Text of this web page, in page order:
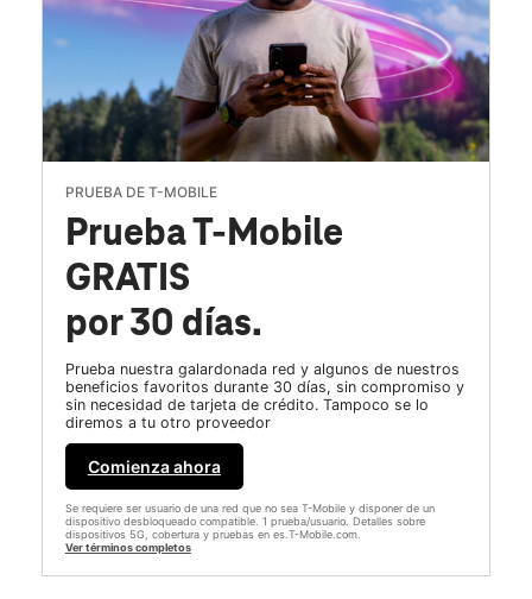
PRUEBA DE T-MOBILE
Prueba T-Mobile
GRATIS
por 30 días.
Prueba nuestra galardonada red y algunos de nuestros
beneficios favoritos durante 30 días, sin compromiso y
sin necesidad de tarjeta de crédito. Tampoco se lo
diremos a tu otro proveedor
Comienza ahora
Se requiere ser usuario de una red que no sea T-Mobile y disponer de un
dispositivo desbloqueado compatible. 1 prueba/usuario. Detalles sobre
dispositivos 5G, cobertura y pruebas en es.T-Mobile.com.
Ver términos completos